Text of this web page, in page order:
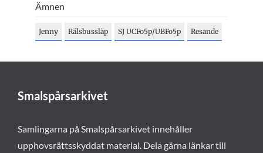
Ämnen
Jenny Rälsbussläp SJ UCFo5p/UBFo5p Resande
Smalspårsarkivet
Samlingarna på Smalspårsarkivet innehåller
upphovsrättsskyddat material. Dela gärna länkar till